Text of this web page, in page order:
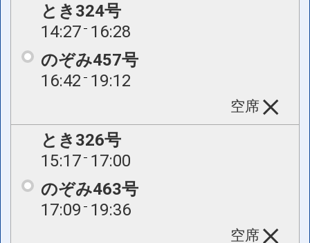
とき324号
14:27 16:28
のぞみ457号
16:42 19:12
空席
とき326号
15:17 17:00
のぞみ463号
17:09 19:36
空席